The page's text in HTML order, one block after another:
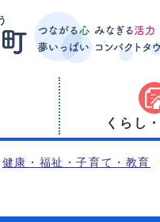
くらし
健康・福祉・子育て・教育